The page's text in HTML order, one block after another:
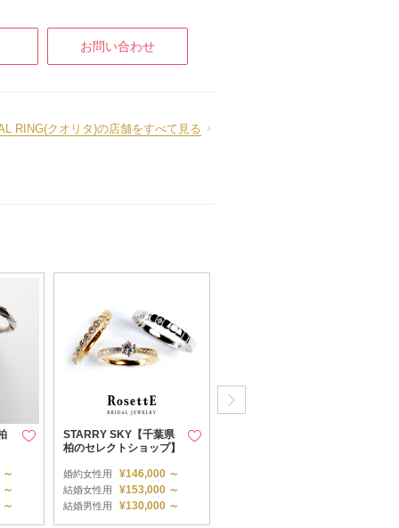
お問い合わせ
RING(クオリタ)の店舗をすべて見る
STARRY SKY【千葉県
柏のセレクトショップ】
婚約女性用 ¥146,000 ～
結婚女性用 ¥153,000 ～
結婚男性用 ¥130,000 ～